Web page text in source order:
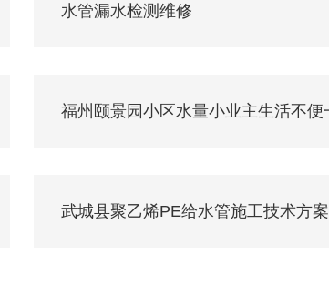
水管漏水检测维修
武城县聚乙烯PE给水管施工技术方案